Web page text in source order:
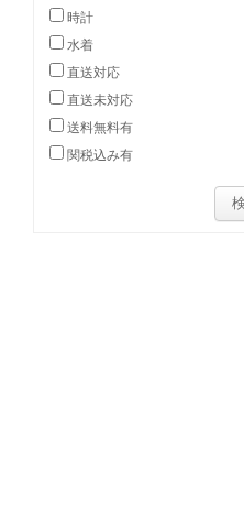
時計
水着
直送対応
直送未対応
送料無料有
関税込み有